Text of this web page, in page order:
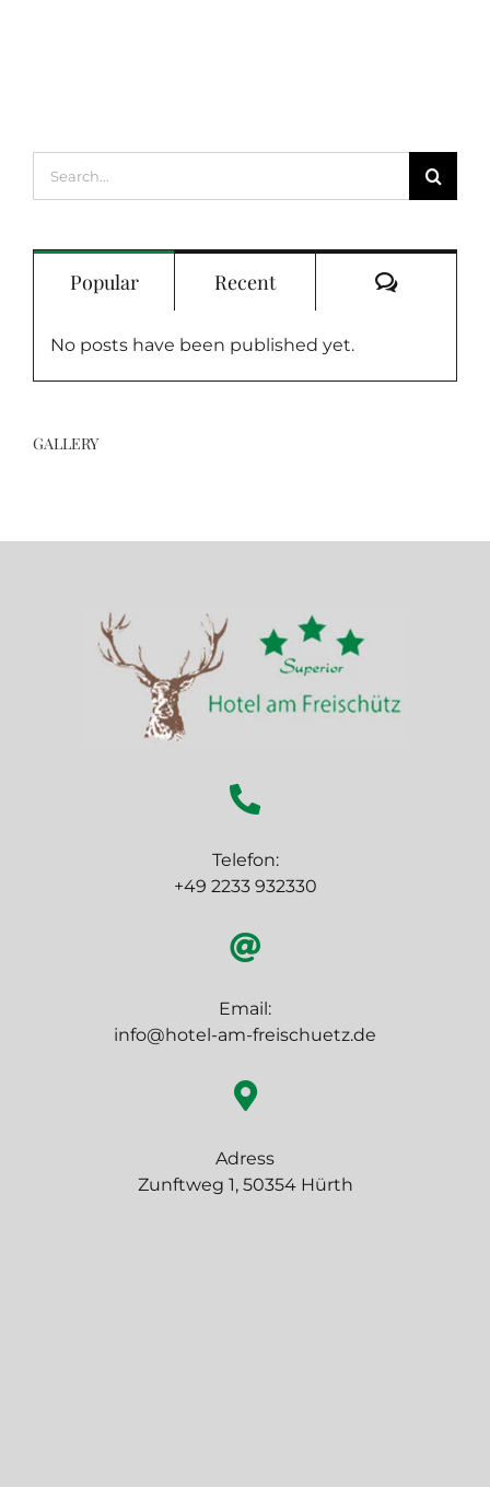
Popular Recent
No posts have been published yet.
GALLERY
Telefon:
+49 2233 932330
Email:
info@hotel-am-freischuetz.de
Adress
Zunftweg 1, 50354 Hürth